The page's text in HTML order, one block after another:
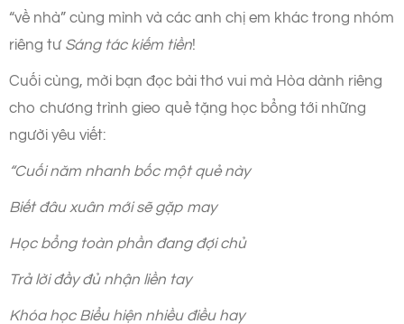
“về nhà” cùng mình và các anh chị em khác trong nhóm
riêng tư Sáng tác kiếm tiền!
Cuối cùng, mời bạn đọc bài thơ vui mà Hòa dành riêng
cho chương trình gieo quẻ tặng học bổng tới những
người yêu viết:
“Cuối năm nhanh bốc một quẻ này
Biết đâu xuân mới sẽ gặp may
Học bổng toàn phần đang đợi chủ
Trả lời đầy đủ nhận liền tay
Khóa học Biểu hiện nhiều điều hay